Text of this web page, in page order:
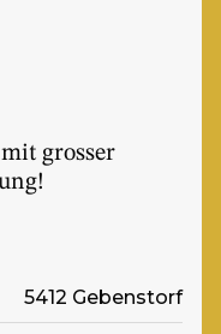
grosser
5412 Gebenstorf